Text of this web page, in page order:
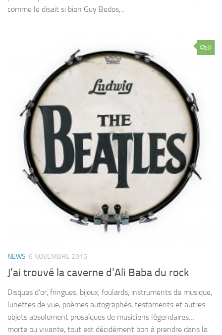
comme le disait si bien Guy Bedos,...
0
NEWS 6 NOVEMBRE 2015
J’ai trouvé la caverne d’Ali Baba du rock
Disques d’or, fringues, bijoux, foulards, instruments de musique,
lunettes de vue, poèmes autographés, testaments et autres
objets absolument prosaïques de musiciens légendaires…
morte ou vivante, tout est décidément bon à prendre dans la